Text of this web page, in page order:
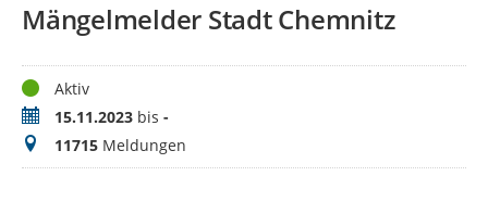
Mängelmelder Stadt Chemnitz
StatusAktiv
Zeitraum15.11.2023 bis -
Meldungen
11715 Meldungen